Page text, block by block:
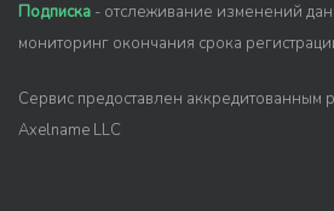
Подписка - отслеживание изменений
мониторинг окончания срока
Сервис предоставлен аккредитованным
Axelname LLC